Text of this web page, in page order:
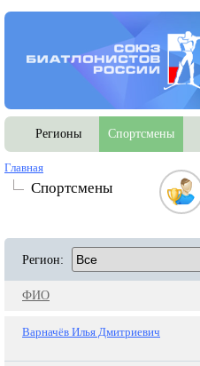
Регионы Спортсмены
Главная
Спортсмены
Регион:
ФИО
Варначёв Илья Дмитриевич